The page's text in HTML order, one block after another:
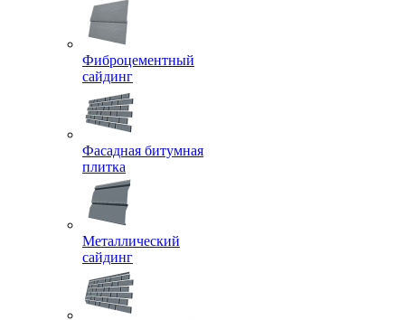
Фиброцементный
сайдинг
Фасадная битумная
плитка
Металлический
сайдинг